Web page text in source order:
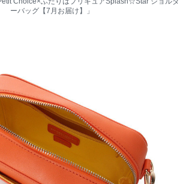
ーバッグ【7月お届け】」